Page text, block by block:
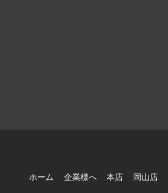
ホーム 企業様へ 本店 岡山店